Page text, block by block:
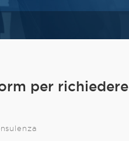
per richiedere